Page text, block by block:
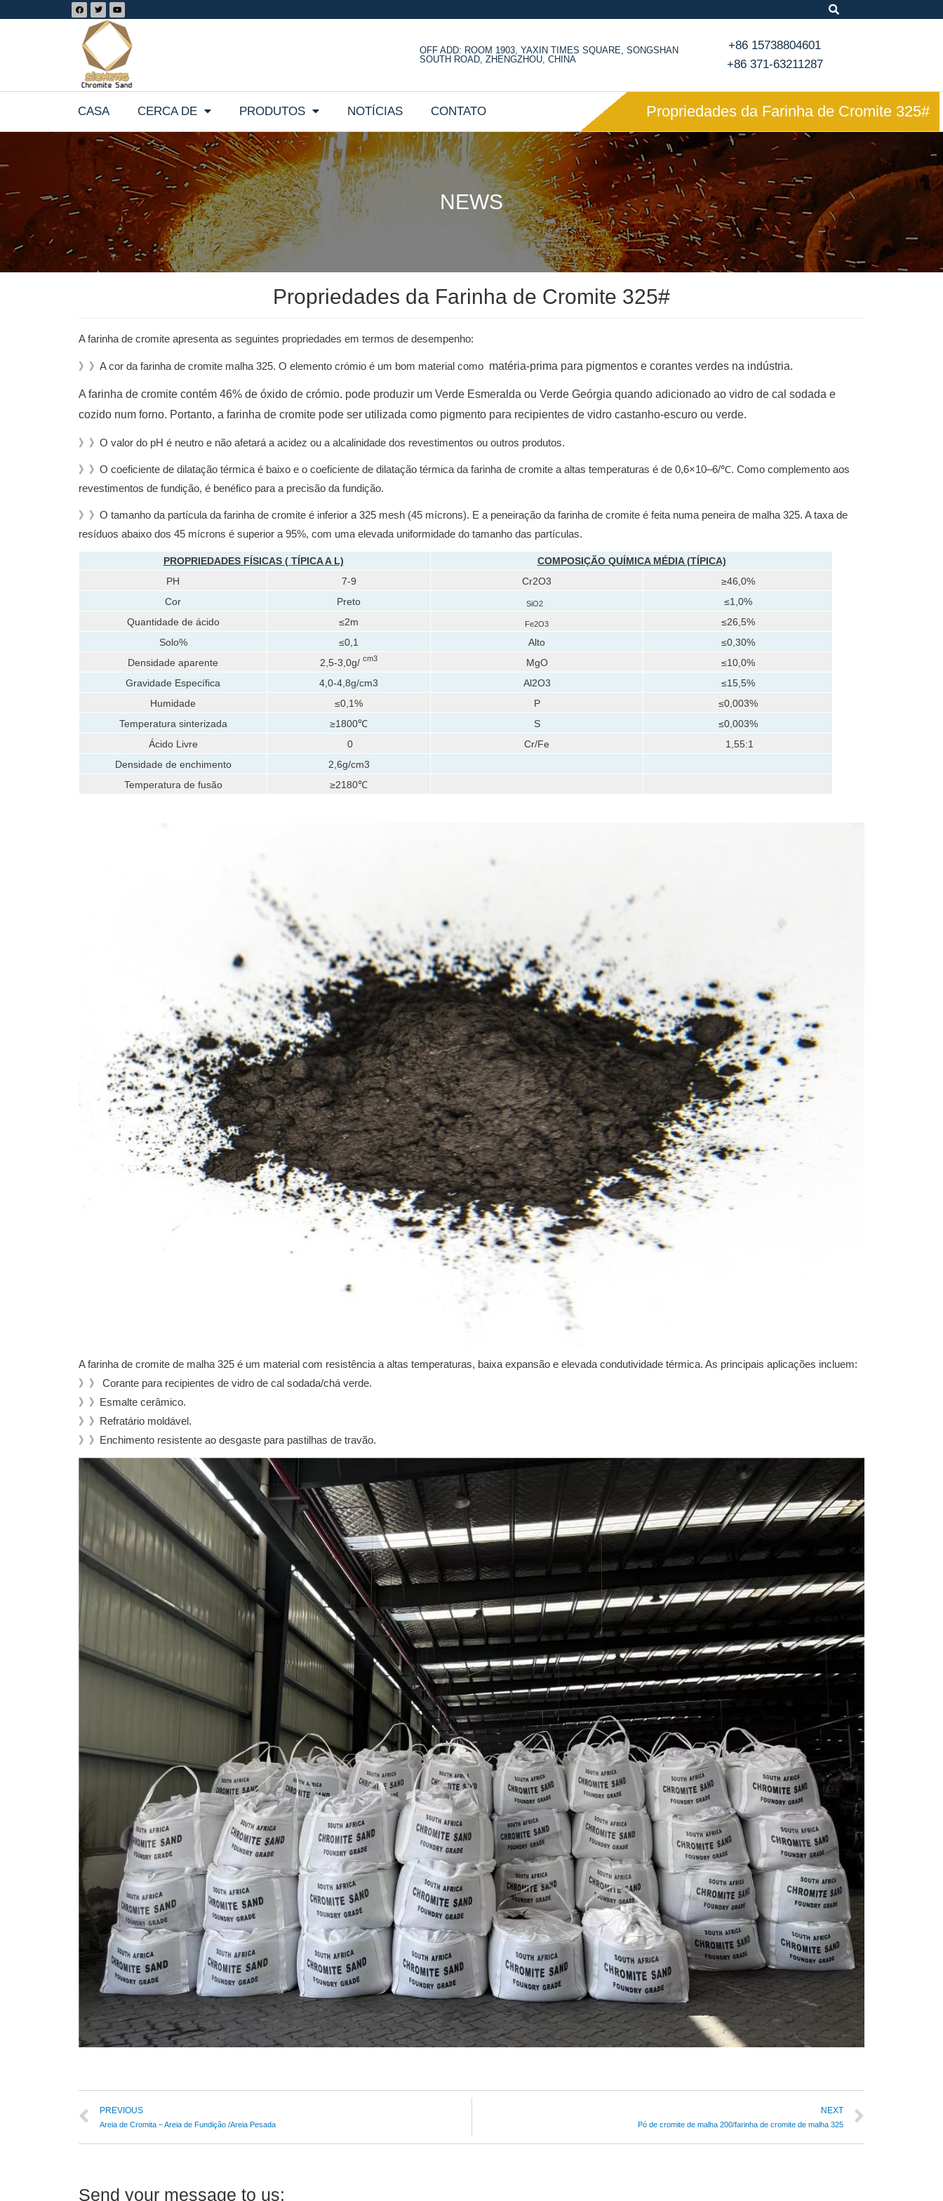
OFF ADD: ROOM 1903, YAXIN TIMES SQUARE, SONGSHAN
SOUTH ROAD, ZHENGZHOU, CHINA
+86 15738804601
+86 371-63211287
CASA CERCA DE PRODUTOS NOTÍCIAS CONTATO Propriedades da Farinha de Cromite 325#
NEWS
Propriedades da Farinha de Cromite 325#
A farinha de cromite apresenta as seguintes propriedades em termos de desempenho:
》》A cor da farinha de cromite malha 325. O elemento crómio é um bom material como matéria-prima para pigmentos e corantes verdes na indústria.
A farinha de cromite contém 46% de óxido de crómio. pode produzir um Verde Esmeralda ou Verde Geórgia quando adicionado ao vidro de cal sodada e
cozido num forno. Portanto, a farinha de cromite pode ser utilizada como pigmento para recipientes de vidro castanho-escuro ou verde.
》》O valor do pH é neutro e não afetará a acidez ou a alcalinidade dos revestimentos ou outros produtos.
》》O coeficiente de dilatação térmica é baixo e o coeficiente de dilatação térmica da farinha de cromite a altas temperaturas é de 0,6×10–6/℃. Como complemento aos
revestimentos de fundição, é benéfico para a precisão da fundição.
》》O tamanho da partícula da farinha de cromite é inferior a 325 mesh (45 mícrons). E a peneiração da farinha de cromite é feita numa peneira de malha 325. A taxa de
resíduos abaixo dos 45 mícrons é superior a 95%, com uma elevada uniformidade do tamanho das partículas.
PROPRIEDADES FÍSICAS ( TÍPICAA L)
COMPOSIÇÃO QUÍMICA MÉDIA (TÍPICA)
PH
7-9 Cr2O3
≥46,0%
Cor
Preto SiO2
≤1,0%
Quantidade de ácido
≤2m Fe2O3
≤26,5%
Solo%
≤0,1 Alto
≤0,30%
Densidade aparente
2,5-3,0g/ cm3 MgO
≤10,0%
Gravidade Específica
4,0-4,8g/cm3 Al2O3
≤15,5%
Humidade
≤0,1% P
≤0,003%
Temperatura sinterizada
≥1800℃ S
≤0,003%
Ácido Livre
0 Cr/Fe
1,55:1
Densidade de enchimento
2,6g/cm3
Temperatura de fusão
≥2180℃
A farinha de cromite de malha 325 é um material com resistência a altas temperaturas, baixa expansão e elevada condutividade térmica. As principais aplicações incluem:
》》 Corante para recipientes de vidro de cal sodada/chá verde.
》》Esmalte cerâmico.
》》Refratário moldável.
》》Enchimento resistente ao desgaste para pastilhas de travão.
PREVIOUS
Areia de Cromita – Areia de Fundição /Areia Pesada
NEXT
Pó de cromite de malha 200/farinha de cromite de malha 325
Send your message to us: